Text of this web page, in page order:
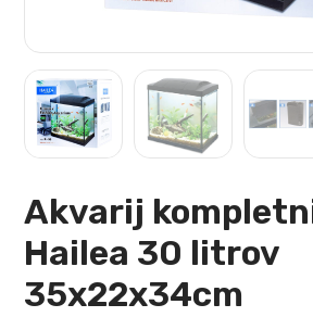
Akvarij
Hailea 30 litrov
35x22x34cm